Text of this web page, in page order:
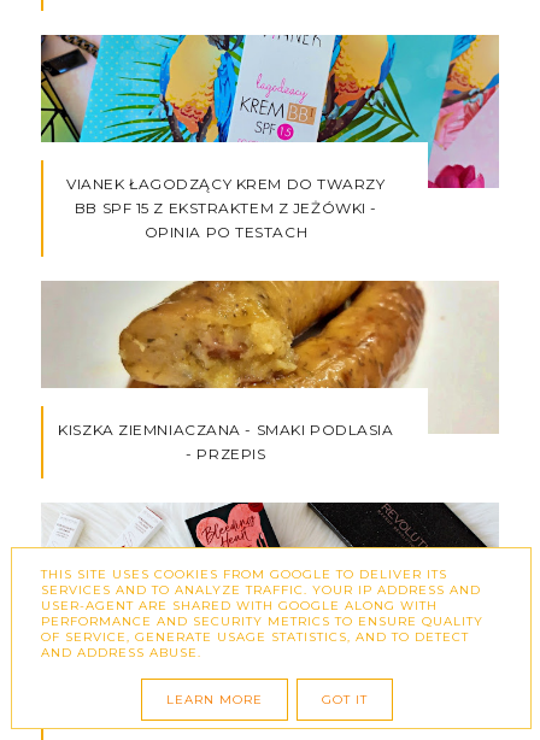
VIANEK ŁAGODZĄCY KREM DO TWARZY
BB SPF 15 Z EKSTRAKTEM Z JEŻÓWKI -
OPINIA PO TESTACH
KISZKA ZIEMNIACZANA - SMAKI PODLASIA
- PRZEPIS
PALETA CIENI MAKEUP REVOLUTION LIFE
ON THE DANCE FLOOR - SPARKLES ORAZ
WYPIEKANY ROZŚWIETLACZ I HEART
MAKEUP BLEEDING HEART
THIS SITE USES COOKIES FROM GOOGLE TO DELIVER ITS
SERVICES AND TO ANALYZE TRAFFIC. YOUR IP ADDRESS AND
USER-AGENT ARE SHARED WITH GOOGLE ALONG WITH
PERFORMANCE AND SECURITY METRICS TO ENSURE QUALITY
OF SERVICE, GENERATE USAGE STATISTICS, AND TO DETECT
AND ADDRESS ABUSE.
LEARN MORE GOT IT